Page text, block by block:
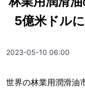
5億米ドル
2023-05-10 06:00
世界の林業用潤滑油